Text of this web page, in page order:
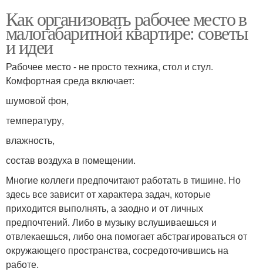
Как организовать рабочее место в
малогабаритной квартире: советы
и идеи
Рабочее место - не просто техника, стол и стул.
Комфортная среда включает:
шумовой фон,
температуру,
влажность,
состав воздуха в помещении.
Многие коллеги предпочитают работать в тишине. Но
здесь все зависит от характера задач, которые
приходится выполнять, а заодно и от личных
предпочтений. Либо в музыку вслушиваешься и
отвлекаешься, либо она помогает абстрагироваться от
окружающего пространства, сосредоточившись на
работе.